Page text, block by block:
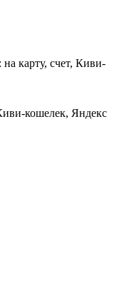
карту, счет, Киви-
кошелек, Яндекс